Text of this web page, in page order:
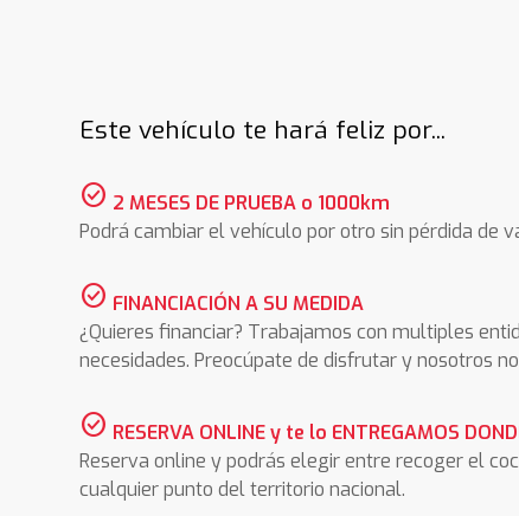
Este vehículo te hará feliz por...
check_circle 2 MESES DE PRUEBA o 1000km
Podrá cambiar el vehículo por otro sin pérdida de
check_circle FINANCIACIÓN A SU MEDIDA
¿Quieres financiar? Trabajamos con multiples
necesidades. Preocúpate de disfrutar y nosotros
check_circle RESERVA ONLINE y te lo ENTREGAMOS
Reserva online y podrás elegir entre recoger el
cualquier punto del territorio nacional.